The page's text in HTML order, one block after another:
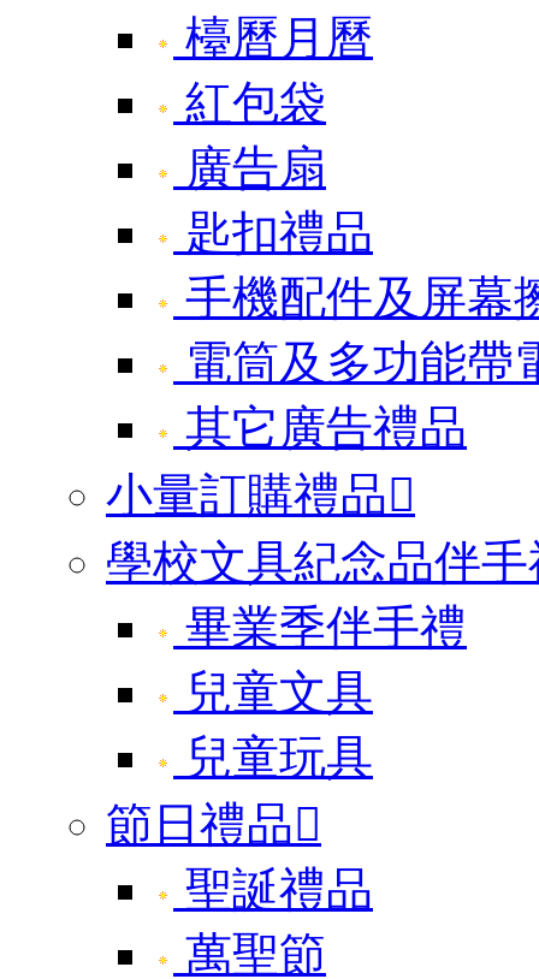
檯曆月曆
紅包袋
廣告扇
匙扣禮品
手機配件及屏幕
電筒及多功能帶
其它廣告禮品
小量訂購禮品
學校文具紀念品伴手
畢業季伴手禮
兒童文具
兒童玩具
節日禮品
聖誕禮品
萬聖節